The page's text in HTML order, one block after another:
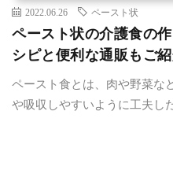
2022.06.26 ペースト状
ペースト状の介護食の
シピと便利な通販もご
ペースト食とは、肉や野菜な
や吸収しやすいように工夫し